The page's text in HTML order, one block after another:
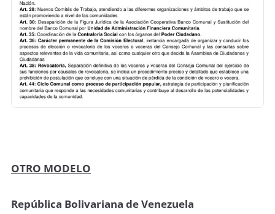
OTRO MODELO
República Bolivariana de Venezuela